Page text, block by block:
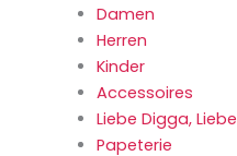
Damen
Herren
Kinder
Accessoires
Liebe Digga, Liebe
Papeterie